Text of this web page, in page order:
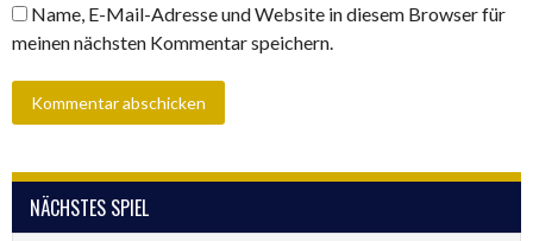
Name, E-Mail-Adresse und Website in diesem Browser für
meinen nächsten Kommentar speichern.
NÄCHSTES SPIEL